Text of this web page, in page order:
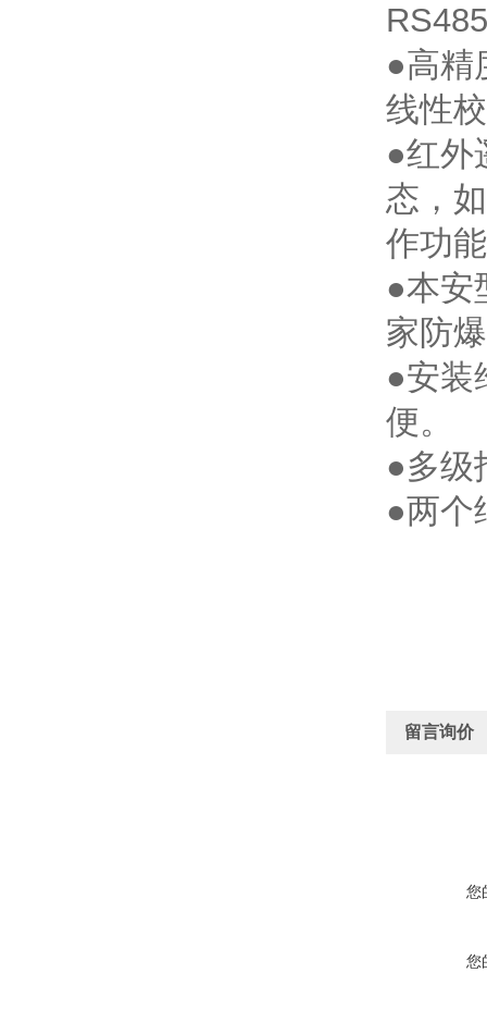
●高精
线性
●红外
态，
作功
●本安
家防
●安装
便。
●多级
●两个
留言询价
您
您